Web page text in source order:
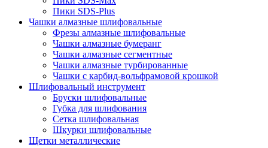
Пики SDS-Plus
Чашки алмазные шлифовальные
Фрезы алмазные шлифовальные
Чашки алмазные бумеранг
Чашки алмазные сегментные
Чашки алмазные турбированные
Чашки с карбид-вольфрамовой крошкой
Шлифовальный инструмент
Бруски шлифовальные
Губка для шлифования
Сетка шлифовальная
Шкурки шлифовальные
Щетки металлические